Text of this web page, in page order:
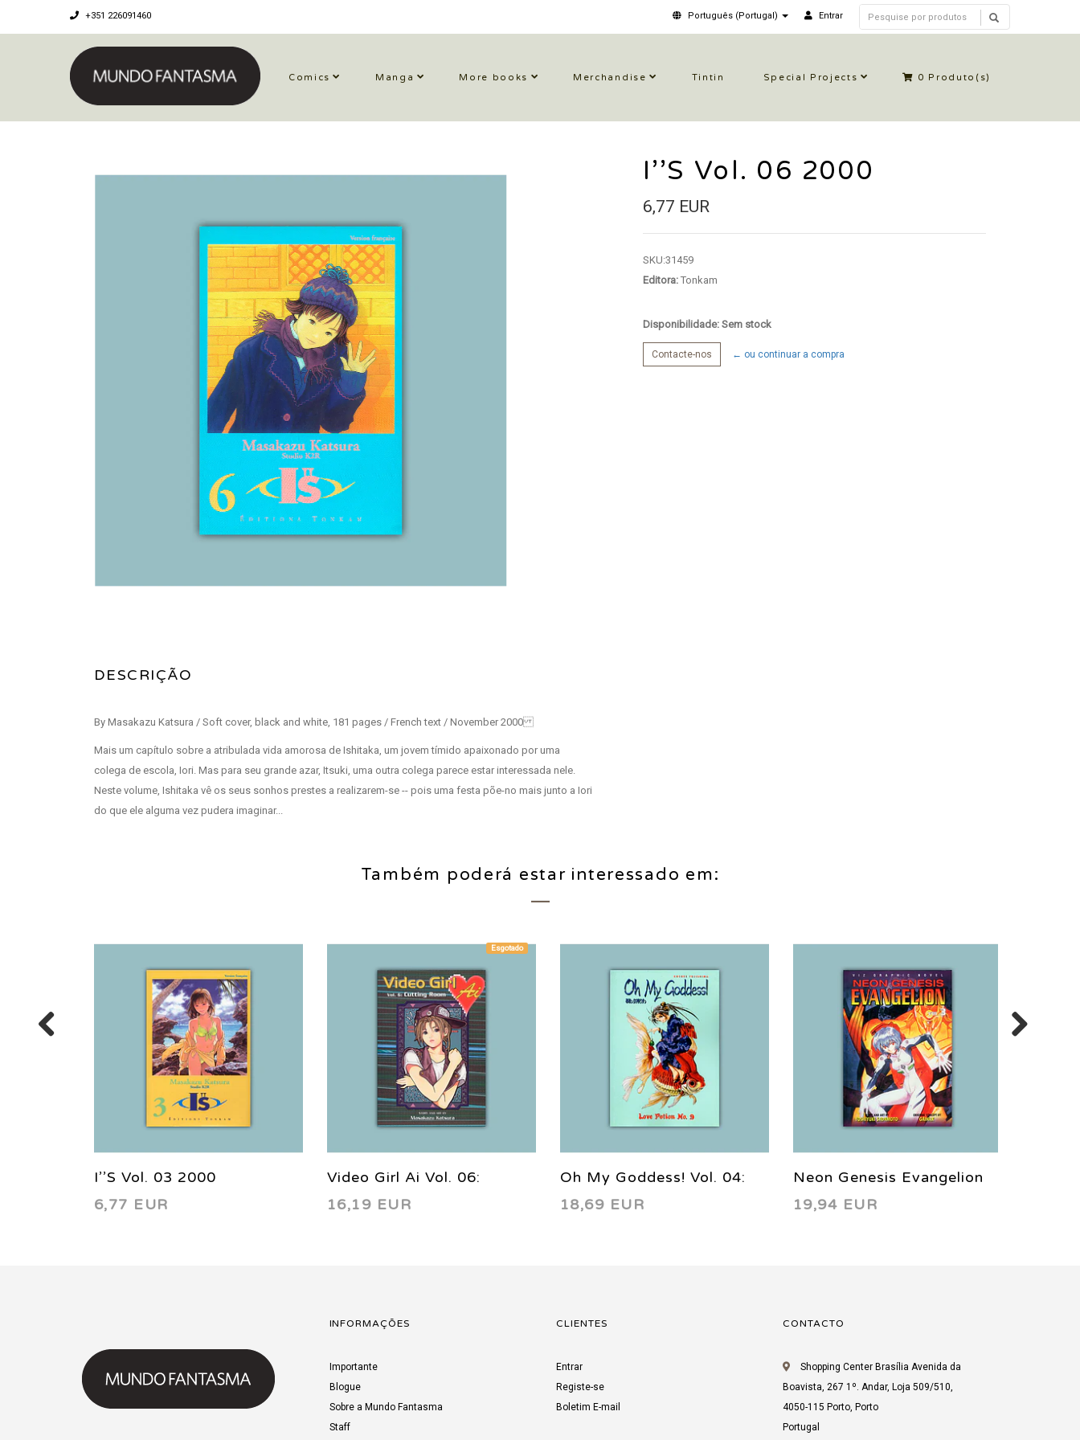
+351 226091460 Português (Portugal) Entrar
Comics Manga More books Merchandise Tintin Special Projects 0 Produto(s)
DESCRIÇÃO
By Masakazu Katsura / Soft cover, black and white, 181 pages / French text / November 2000
Mais um capítulo sobre a atribulada vida amorosa de Ishitaka, um jovem tímido apaixonado por uma
colega de escola, Iori. Mas para seu grande azar, Itsuki, uma outra colega parece estar interessada nele.
Neste volume, Ishitaka vê os seus sonhos prestes a realizarem-se -- pois uma festa põe-no mais junto a Iori
do que ele alguma vez pudera imaginar...
I’’S Vol. 06 2000
6,77 EUR
SKU:31459
Editora:Tonkam
Disponibilidade: Sem stock
Contacte-nos ← ou continuar a compra
Também poderá estar interessado em:
I’’S Vol. 03 2000
6,77 EUR
Esgotado
Video Girl Ai Vol. 06:
Cutting Room 2003
16,19 EUR
Oh My Goddess! Vol. 04:
Love Potion Number Nine
18,69 EUR
Neon Genesis Evangelion
Vol. 03 1999
19,94 EUR
INFORMAÇÕES
Importante
Blogue
Sobre a Mundo Fantasma
Staff
CLIENTES
Entrar
Registe-se
Boletim E-mail
CONTACTO
Shopping Center Brasília Avenida da
Boavista, 267 1º. Andar, Loja 509/510,
4050-115 Porto, Porto
Portugal